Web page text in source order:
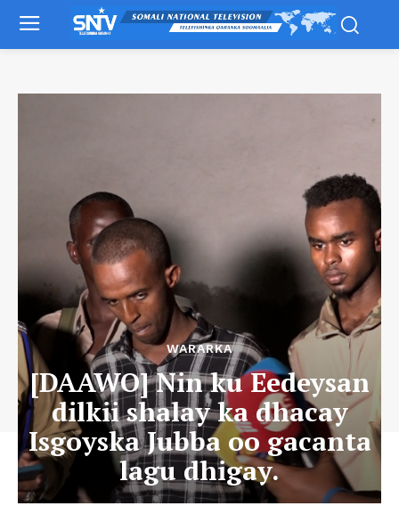
WARARKA
[DAAWO] Nin ku Eedeysan
dilkii shalay ka dhacay
Isgoyska Jubba oo gacanta
lagu dhigay.